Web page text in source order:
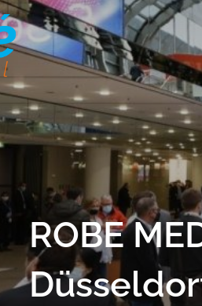
ROBE